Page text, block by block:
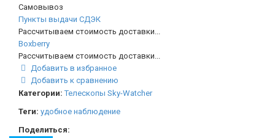
Самовывоз
Пункты выдачи СДЭК
Рассчитываем стоимость доставки...
Boxberry
Рассчитываем стоимость доставки...
Добавить в избранное
Добавить к сравнению
Категории: Телескопы Sky-Watcher
Теги: удобное наблюдение
Поделиться: